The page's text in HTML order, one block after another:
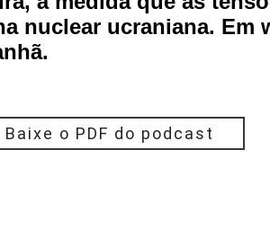
nuclear ucraniana.
Baixe o PDF do podcast